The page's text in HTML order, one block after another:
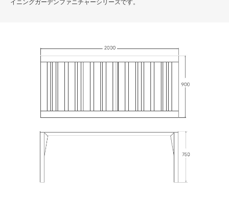
イニングガーデンファニチャーシリーズです。